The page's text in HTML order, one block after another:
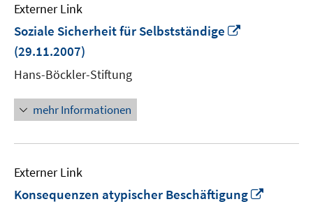
Externer Link
Soziale Sicherheit für Selbstständige
(29.11.2007)
Hans-Böckler-Stiftung
mehr Informationen
Externer Link
Konsequenzen atypischer Beschäftigung